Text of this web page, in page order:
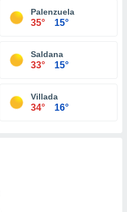
Palenzuela
35° 15°
Saldana
33° 15°
Villada
34° 16°